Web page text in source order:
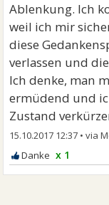
Ablenkung. Ich
weil ich mir
diese
verlassen und
Ich denke, man
ermüdend und
Zustand
15.10.2017 12:37 •
x 1